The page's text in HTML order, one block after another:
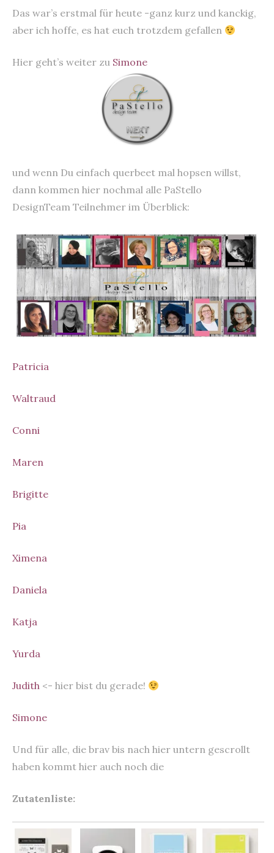
Das war’s erstmal für heute -ganz kurz und kanckig,
aber ich hoffe, es hat euch trotzdem gefallen
Hier geht’s weiter zu Simone
und wenn Du einfach querbeet mal hopsen willst,
dann kommen hier nochmal alle PaStello
DesignTeam Teilnehmer im Überblick:
Patricia
Waltraud
Conni
Maren
Brigitte
Pia
Ximena
Daniela
Katja
Yurda
Judith <- hier bist du gerade!
Simone
Und für alle, die brav bis nach hier untern gescrollt
haben kommt hier auch noch die
Zutatenliste: